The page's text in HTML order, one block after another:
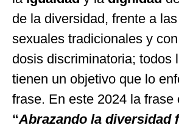
de la diversidad, frente a
sexuales tradicionales y
dosis discriminatoria; todos
tienen un objetivo que lo
frase. En este 2024 la frase
“Abrazando la diversidad